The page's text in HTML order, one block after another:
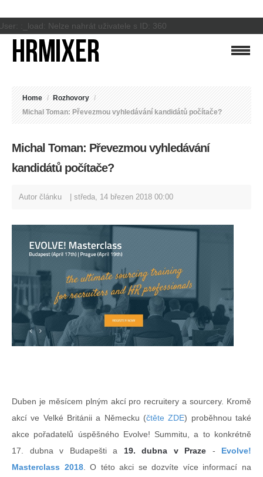
:_load: Nelze nahrát uživatele s ID: 360
Home / Rozhovory /
Michal Toman: Převezmou vyhledávání kandidátů počítače?
Michal Toman: Převezmou vyhledávání
kandidátů počítače?
Autor článku středa, 14 březen 2018 00:00
Duben je měsícem plným akcí pro recruitery a sourcery. Kromě
akcí ve Velké Británii a Německu (čtěte ZDE) proběhnou také
akce pořadatelů úspěšného Evolve! Summitu, a to konkrétně
17. dubna v Budapešti a 19. dubna v Praze - Evolve!
Masterclass 2018. O této akci se dozvíte více informací na